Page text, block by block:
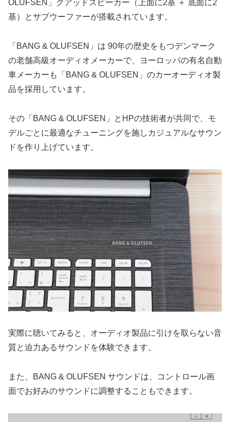
OLUFSEN」クアッドスピーカー（上面に2基 ＋ 底面に2
基）とサブウーファーが搭載されています。
「BANG & OLUFSEN」は 90年の歴史をもつデンマーク
の老舗高級オーディオメーカーで、ヨーロッパの有名自動
車メーカーも「BANG & OLUFSEN」のカーオーディオ製
品を採用しています。
その「BANG & OLUFSEN」とHPの技術者が共同で、モ
デルごとに最適なチューニングを施しカジュアルなサウン
ドを作り上げています。
実際に聴いてみると、オーディオ製品に引けを取らない音
質と迫力あるサウンドを体験できます。
また、BANG & OLUFSEN サウンドは、コントロール画
面でお好みのサウンドに調整することもできます。